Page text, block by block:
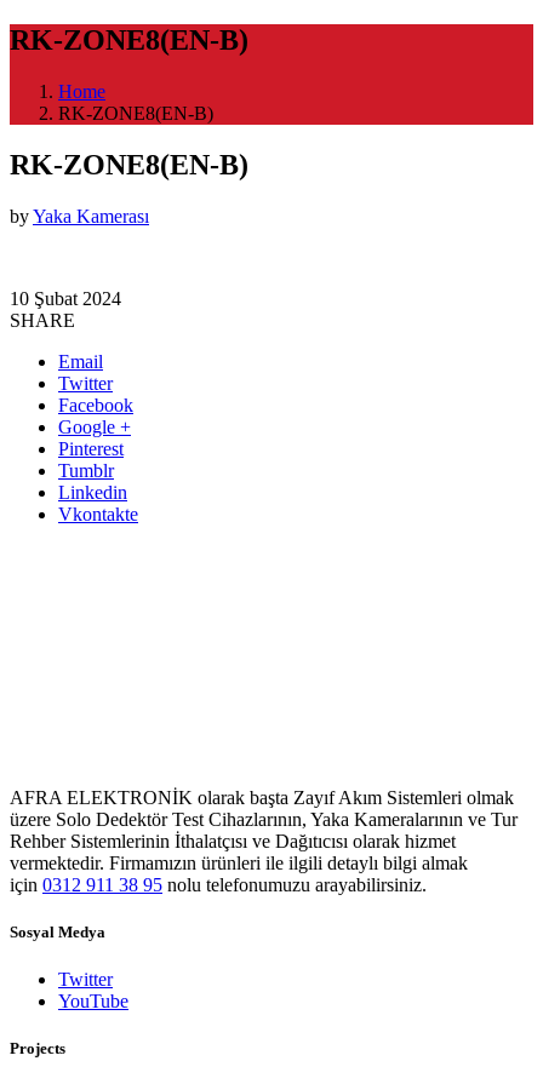
RK-ZONE8(EN-B)
Home
RK-ZONE8(EN-B)
RK-ZONE8(EN-B)
byYaka Kamerası
10 Şubat 2024
SHARE
Email
Twitter
Facebook
Google +
Pinterest
Tumblr
Linkedin
Vkontakte
AFRA ELEKTRONİK olarak başta Zayıf Akım Sistemleri olmak
üzere Solo Dedektör Test Cihazlarının, Yaka Kameralarının ve Tur
Rehber Sistemlerinin İthalatçısı ve Dağıtıcısı olarak hizmet
vermektedir. Firmamızın ürünleri ile ilgili detaylı bilgi almak
için 0312 911 38 95 nolu telefonumuzu arayabilirsiniz.
Sosyal Medya
Twitter
YouTube
Projects